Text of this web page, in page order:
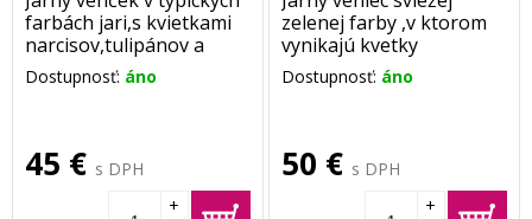
farbách jari,s kvietkami
narcisov,tulipánov a
iskerníka,zjemnený
pierkami,Je na
Rozmer venčeka je cca
35-40 cm.
Dostupnosť: áno
45 € s DPH
+
zelenej farby ,v ktorom
vynikajú kvetky
iskerníka,prvosienok a
čerešní.
Dostupnosť: áno
50 € s DPH
+